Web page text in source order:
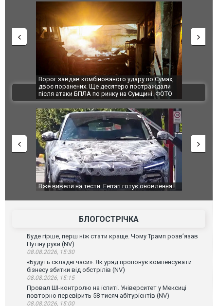
Ворог завдав комбінованого удару по Сумах,
двоє поранених. Ще десятеро постраждали
після атаки БПЛА по ринку на Сумщині. ФОТО
За 2000
склад
ВІДЕО
Вже вивели на тести: Ferrari готує оновлення
Вийшов
фільму
БЛОГОСТРІЧКА
Буде гірше, перш ніж стати краще. Чому Трамп розв’язав
Путіну руки (NV)
08.08.2026, 15:30
«Будуть складні часи». Як уряд пропонує компенсувати
бізнесу збитки від обстрілів (NV)
08.08.2026, 15:15
Провал ШІ-контролю на іспиті. Університет у Мексиці
повторно перевірить 58 тисяч абітурієнтів (NV)
08.08.2026, 15:00